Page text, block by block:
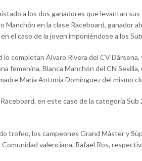
a los dos ganadores que levantan
Manchón en la clase Raceboard, ganador
el caso de la joven imponiéndose a los
lo completan Álvaro Rivera del CV
femenina, Blanca Manchón del CN
María Antonia Domínguez del mismo
en este caso de la categoría Sub
trofeo, los campeones Grand Máster y
valenciana, Rafael Ros,